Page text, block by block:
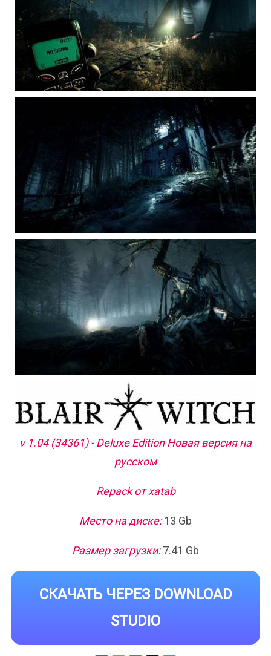
v 1.04 (34361) - Deluxe Edition Новая версия на
русском
Repack от xatab
Место на диске:13 Gb
Размер загрузки:7.41 Gb
СКАЧАТЬ ЧЕРЕЗ DOWNLOAD
STUDIO